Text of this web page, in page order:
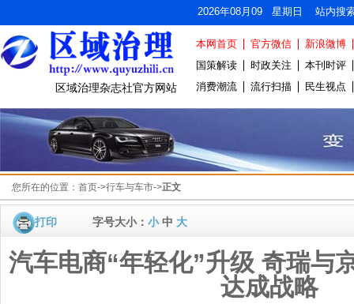
2026年08月09 星期日 站内搜
区域治理杂志社官方网站
本网首页 官方微信
新浪微博
国策解读
时政关注
本刊时评
消费潮流
流行扫描 民生视点
您所在的位置： 首页->行车与车市->正文
打印 字号大小： 小中 大
汽车电商“年轻化”升级 奇瑞与
达成战略